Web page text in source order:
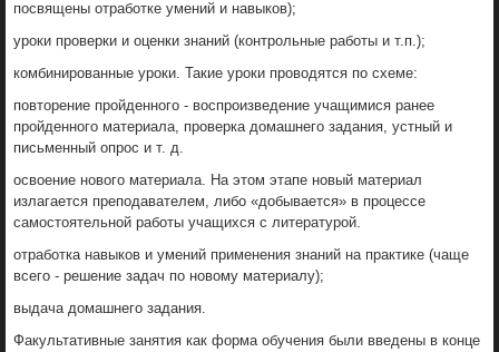
посвящены отработке умений и навыков);
уроки проверки и оценки знаний (контрольные работы и т.п.);
комбинированные уроки. Такие уроки проводятся по схеме:
повторение пройденного - воспроизведение учащимися ранее
пройденного материала, проверка домашнего задания, устный и
письменный опрос и т. д.
освоение нового материала. На этом этапе новый материал
излагается преподавателем, либо «добывается» в процессе
самостоятельной работы учащихся с литературой.
отработка навыков и умений применения знаний на практике (чаще
всего - решение задач по новому материалу);
выдача домашнего задания.
Факультативные занятия как форма обучения были введены в конце